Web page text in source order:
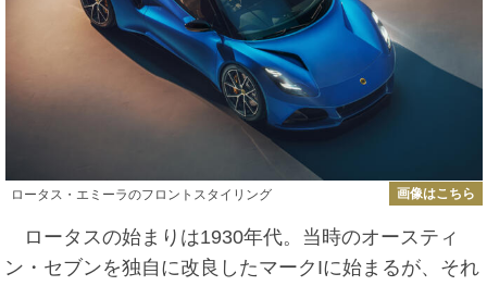
ロータス・エミーラのフロントスタイリング 画像はこちら
ロータスの始まりは1930年代。当時のオースティ
ン・セブンを独自に改良したマークIに始まるが、それ